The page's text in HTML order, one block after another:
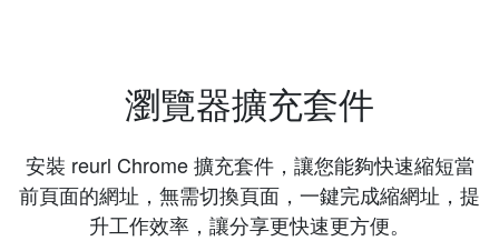
瀏覽器擴充套件
安裝 reurl Chrome 擴充套件，讓您能夠快速縮短當
前頁面的網址，無需切換頁面，一鍵完成縮網址，提
升工作效率，讓分享更快速更方便。